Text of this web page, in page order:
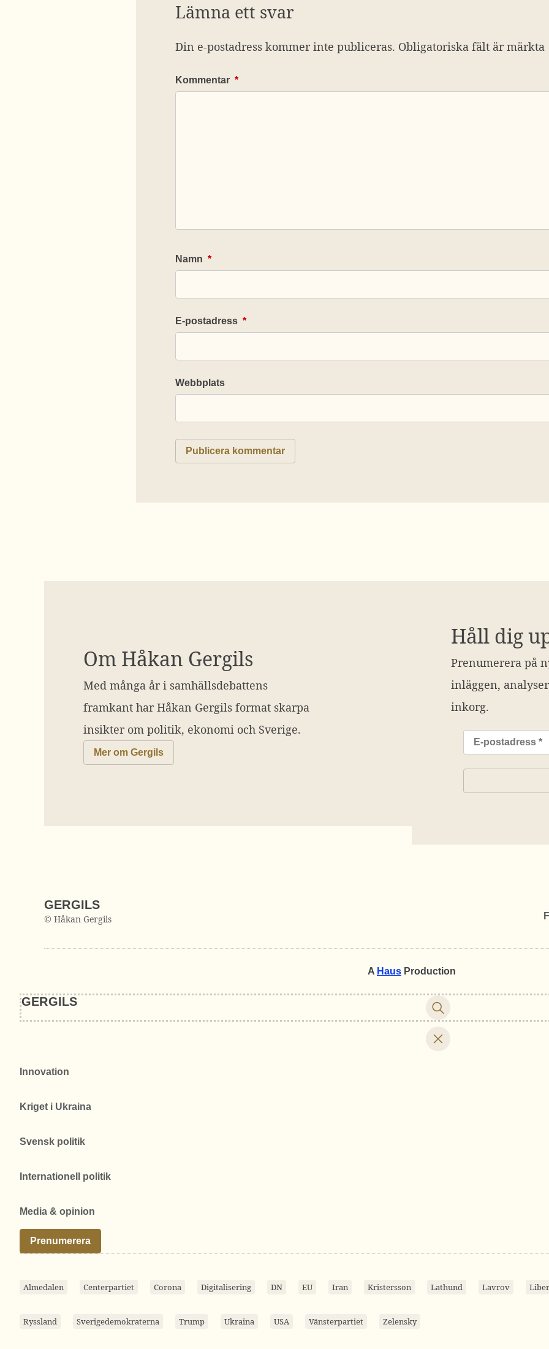
Lämna ett svar
Din e-postadress kommer inte publiceras. Obligatoriska fält är märkta
Kommentar *
Namn *
E-postadress *
Webbplats
Om Håkan Gergils
Med många år i samhällsdebattens
framkant har Håkan Gergils format skarpa
insikter om politik, ekonomi och Sverige.
Mer om Gergils
Håll dig
Prenumerera på
inläggen,
inkorg.
GERGILS
© Håkan Gergils
A Haus Production
GERGILS
Innovation
Kriget i Ukraina
Svensk politik
Internationell politik
Media & opinion
Prenumerera
Almedalen Centerpartiet Corona Digitalisering DN EU Iran Kristersson Lathund Lavrov
Ryssland Sverigedemokraterna Trump Ukraina USA Vänsterpartiet Zelensky